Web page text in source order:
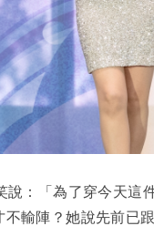
：「為了穿今天這
輸陣？她說先前已